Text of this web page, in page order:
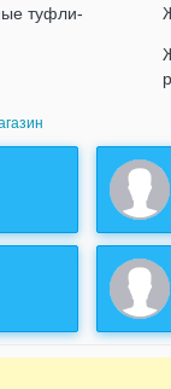
туфли-